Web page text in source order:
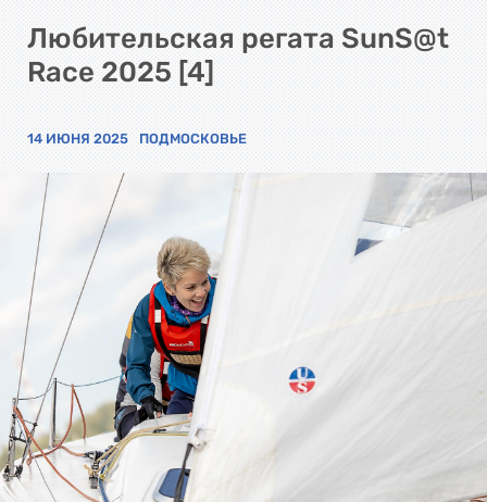
Любительская регата SunS@t
Race 2025 [4]
14 ИЮНЯ 2025 ПОДМОСКОВЬЕ